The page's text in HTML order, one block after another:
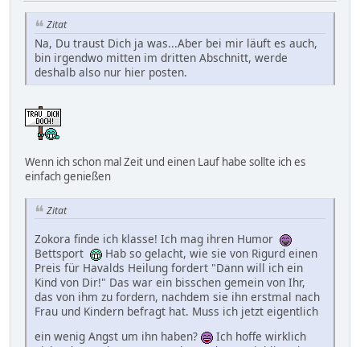
Zitat
Na, Du traust Dich ja was...Aber bei mir läuft es auch,
bin irgendwo mitten im dritten Abschnitt, werde
deshalb also nur hier posten.
Wenn ich schon mal Zeit und einen Lauf habe sollte ich es
einfach genießen
Zitat
Zokora finde ich klasse! Ich mag ihren Humor
Bettsport
Hab so gelacht, wie sie von Rigurd einen
Preis für Havalds Heilung fordert "Dann will ich ein
Kind von Dir!" Das war ein bisschen gemein von Ihr,
das von ihm zu fordern, nachdem sie ihn erstmal nach
Frau und Kindern befragt hat. Muss ich jetzt eigentlich
ein wenig Angst um ihn haben?
Ich hoffe wirklich